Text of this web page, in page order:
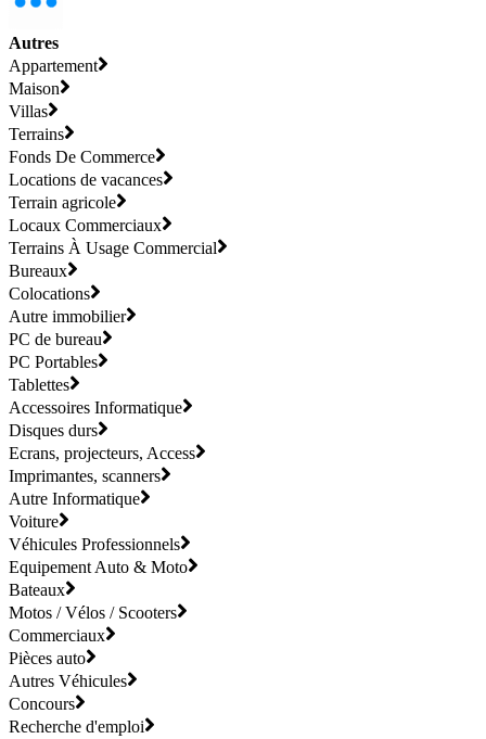
Autres
Appartement
Maison
Villas
Terrains
Fonds De Commerce
Locations de vacances
Terrain agricole
Locaux Commerciaux
Terrains À Usage Commercial
Bureaux
Colocations
Autre immobilier
PC de bureau
PC Portables
Tablettes
Accessoires Informatique
Disques durs
Ecrans, projecteurs, Access
Imprimantes, scanners
Autre Informatique
Voiture
Véhicules Professionnels
Equipement Auto & Moto
Bateaux
Motos / Vélos / Scooters
Commerciaux
Pièces auto
Autres Véhicules
Concours
Recherche d'emploi